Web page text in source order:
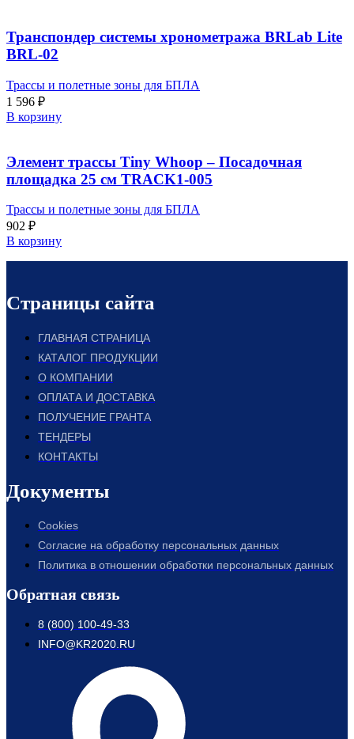
Транспондер системы хронометража BRLab Lite
BRL-02
Трассы и полетные зоны для БПЛА
1 596 ₽
В корзину
Элемент трассы Tiny Whoop – Посадочная
площадка 25 см TRACK1-005
Трассы и полетные зоны для БПЛА
902 ₽
В корзину
Страницы сайта
ГЛАВНАЯ СТРАНИЦА
КАТАЛОГ ПРОДУКЦИИ
О КОМПАНИИ
ОПЛАТА И ДОСТАВКА
ПОЛУЧЕНИЕ ГРАНТА
ТЕНДЕРЫ
КОНТАКТЫ
Документы
Cookies
Согласие на обработку персональных данных
Политика в отношении обработки персональных данных
Обратная связь
8 (800) 100-49-33
INFO@KR2020.RU